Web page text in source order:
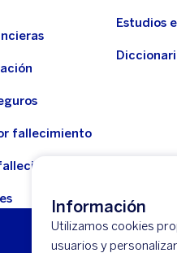
Información
Utilizamos cookies
usuarios y
fallecimiento
Estudios